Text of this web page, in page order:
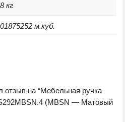
кг
м.куб.
отзыв на “Мебельная ручка
(MBSN — Матовый